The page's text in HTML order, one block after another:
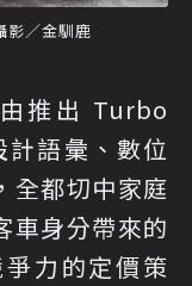
／金馴鹿
推出 Turbo
語彙、數位
全都切中家庭
車身分帶來的
力的定價策